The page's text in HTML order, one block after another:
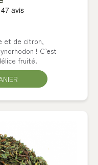
et de citron,
! C’est
fruité.